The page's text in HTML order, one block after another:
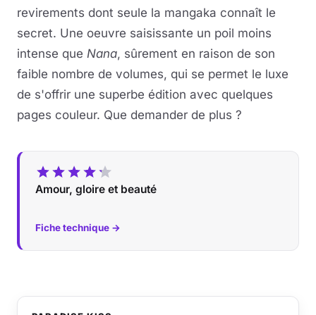
revirements dont seule la mangaka connaît le
secret. Une oeuvre saisissante un poil moins
intense que Nana, sûrement en raison de son
faible nombre de volumes, qui se permet le luxe
de s'offrir une superbe édition avec quelques
pages couleur. Que demander de plus ?
Amour, gloire et beauté
Fiche technique →